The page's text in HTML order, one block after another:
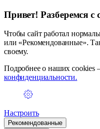
Привет! Разберемся с
Чтобы сайт работал
или «Рекомендованные».
своему.
Подробнее о наших
конфиденциальности.
Настроить
Рекомендованные